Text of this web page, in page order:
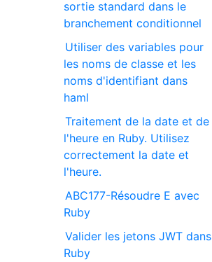
sortie standard dans le
branchement conditionnel
Utiliser des variables pour
les noms de classe et les
noms d'identifiant dans
haml
Traitement de la date et de
l'heure en Ruby. Utilisez
correctement la date et
l'heure.
ABC177-Résoudre E avec
Ruby
Valider les jetons JWT dans
Ruby